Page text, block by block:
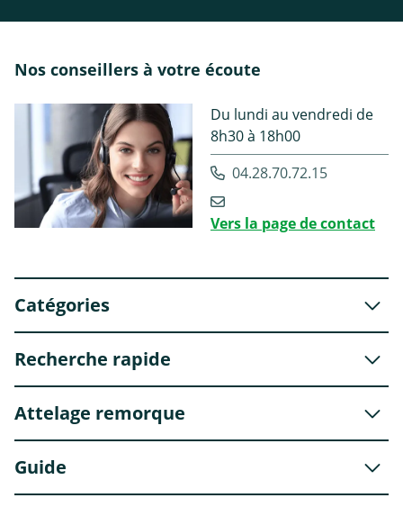
Nos conseillers à votre écoute
Du lundi au vendredi de
8h30 à 18h00
04.28.70.72.15
Vers la page de contact
Catégories
Recherche rapide
Attelage remorque
Guide